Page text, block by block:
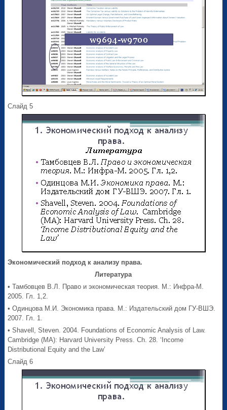
Слайд 5
Экономический подход к анализу права.
Литература
• Тамбовцев В.Л. Право и экономическая теория. М.: Инфра-М.
2005. Гл. 1,2.
• Одинцова М.И. Экономика права. М.: Издательский дом ГУ-ВШЭ.
2007. Гл. 1.
• Shavell, Steven. 2004. Foundations of Economic Analysis of Law.
Cambridge (MA): Harvard University Press. Ch. 28. ‘Income
Distributional Equity and the Law’
Слайд 6